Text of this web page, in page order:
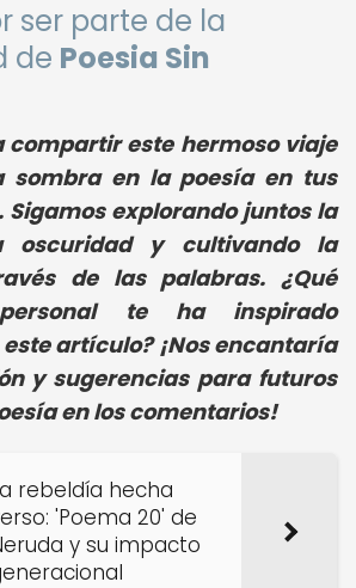
ser parte de la
de Poesia Sin
compartir este hermoso viaje
sombra en la poesía en tus
Sigamos explorando juntos la
oscuridad y cultivando la
de las palabras. ¿Qué
te ha inspirado
artículo? ¡Nos encantaría
y sugerencias para futuros
en los comentarios!
rebeldía hecha
'Poema 20' de
y su impacto